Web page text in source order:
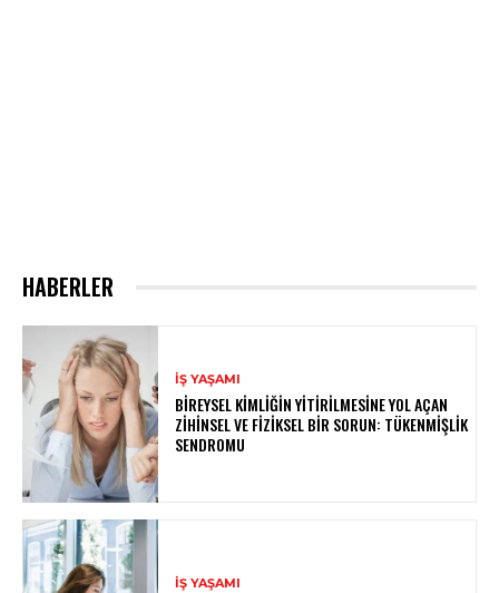
HABERLER
İŞ YAŞAMI
BIREYSEL KIMLIĞIN YITIRILMESINE YOL AÇAN
ZIHINSEL VE FIZIKSEL BIR SORUN: TÜKENMIŞLIK
SENDROMU
İŞ YAŞAMI